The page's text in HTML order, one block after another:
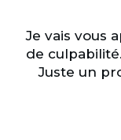
Je vais vous
de
Juste un